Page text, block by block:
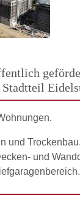
und
und